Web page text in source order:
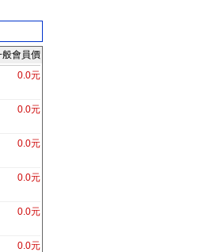
般會員價
0.0元
0.0元
0.0元
0.0元
0.0元
0.0元